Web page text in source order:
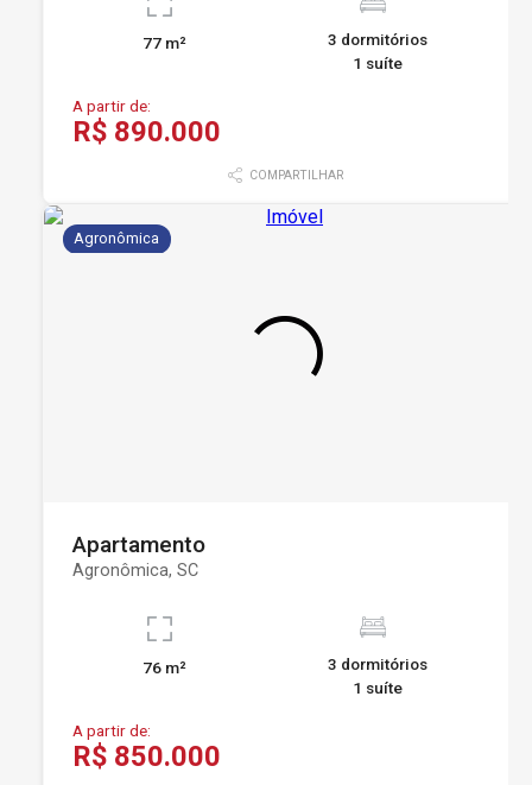
77 m²
3 dormitórios
1 suíte
A partir de:
R$ 890.000
COMPARTILHAR
Agronômica
Apartamento
Agronômica, SC
76 m²
3 dormitórios
1 suíte
A partir de:
R$ 850.000